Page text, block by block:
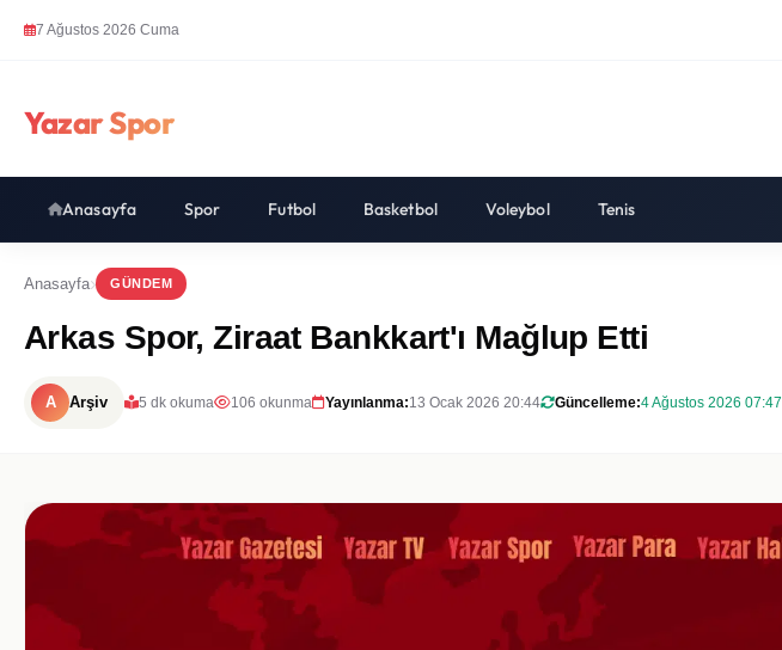
7 Ağustos 2026 Cuma
Yazar Spor
Anasayfa Spor Futbol Basketbol Voleybol Tenis
Anasayfa GÜNDEM
Arkas Spor, Ziraat Bankkart'ı Mağlup Etti
A Arşiv 5 dk okuma 106 okunma Yayınlanma:13 Ocak 2026 20:44 Güncelleme:4 Ağustos 2026 07:47